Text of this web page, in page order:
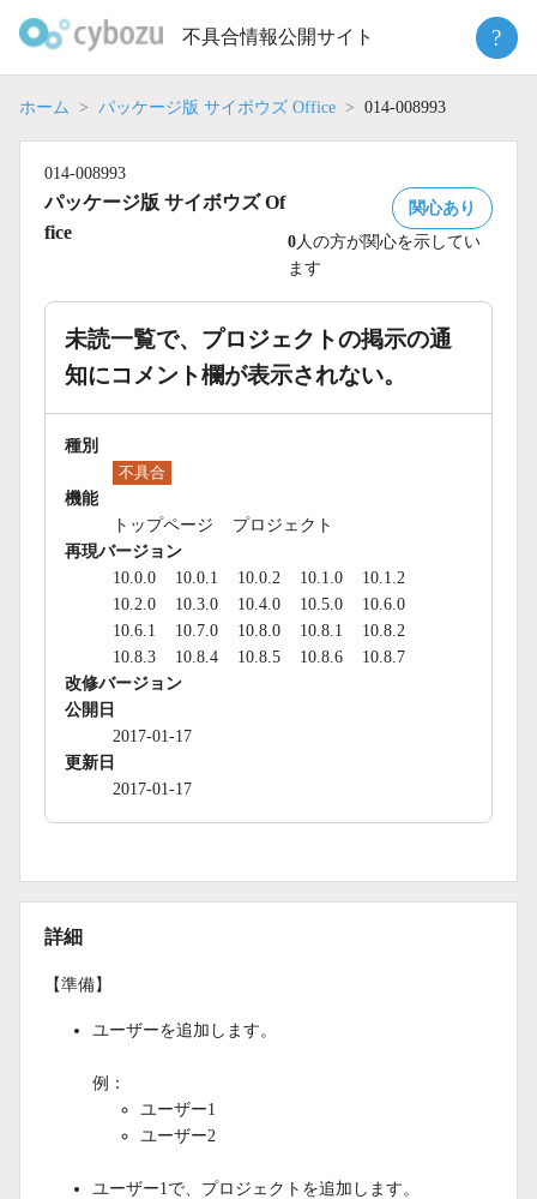
不具合情報公開サイト ?
ホーム パッケージ版 サイボウズ Office 014-008993
014-008993
パッケージ版 サイボウズ Of
fice
関心あり
0人の方が関心を示してい
ます
未読一覧で、プロジェクトの掲示の通
知にコメント欄が表示されない。
種別
不具合
機能
トップページ
プロジェクト
再現バージョン
10.0.0
10.0.1 10.0.2 10.1.0
10.1.2
10.2.0
10.3.0 10.4.0 10.5.0
10.6.0
10.6.1
10.7.0 10.8.0 10.8.1
10.8.2
10.8.3
10.8.4 10.8.5 10.8.6
10.8.7
改修バージョン
公開日
2017-01-17
更新日
2017-01-17
詳細
【準備】
ユーザーを追加します。
例：
ユーザー1
ユーザー2
ユーザー1で、プロジェクトを追加します。